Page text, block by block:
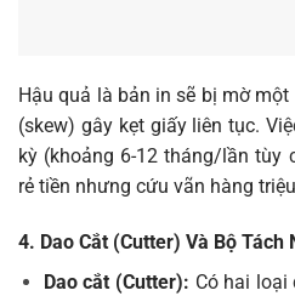
Hậu quả là bản in sẽ bị mờ
(skew) gây kẹt giấy liên tục.
kỳ (khoảng 6-12 tháng/lần
rẻ tiền nhưng cứu vãn hàng
4. Dao Cắt (Cutter) Và Bộ Tách
Dao cắt (Cutter): Có hai loại